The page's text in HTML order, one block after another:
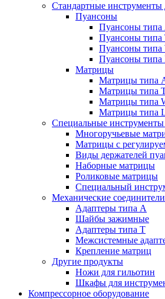
Стандартные инструменты
Пуансоны
Пуансоны типа
Пуансоны типа
Пуансоны типа
Пуансоны типа
Матрицы
Матрицы типа
Матрицы типа
Матрицы типа
Матрицы типа
Специальные инструменты
Многоручьевые
Матрицы с
Виды держателей
Наборные матрицы
Роликовые матрицы
Специальный
Механические
Адаптеры типа A
Шайбы зажимные
Адаптеры типа T
Межсистемные
Крепление матриц
Другие продукты
Ножи для гильотин
Шкафы для
Компрессорное оборудование